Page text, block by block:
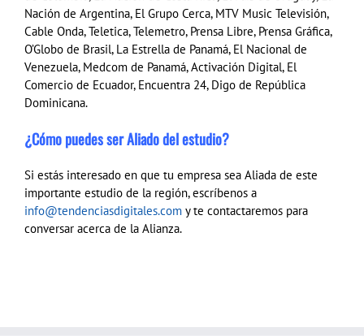
Nación de Argentina, El Grupo Cerca, MTV Music Televisión,
Cable Onda, Teletica, Telemetro, Prensa Libre, Prensa Gráfica,
O’Globo de Brasil, La Estrella de Panamá, El Nacional de
Venezuela, Medcom de Panamá, Activación Digital, El
Comercio de Ecuador, Encuentra 24, Digo de República
Dominicana.
¿Cómo puedes ser Aliado del estudio?
Si estás interesado en que tu empresa sea Aliada de este
importante estudio de la región, escríbenos a
info@tendenciasdigitales.com y te contactaremos para
conversar acerca de la Alianza.